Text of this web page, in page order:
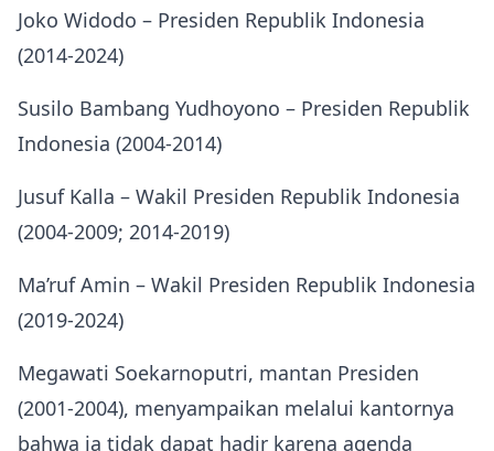
Joko Widodo – Presiden Republik Indonesia
(2014‑2024)
Susilo Bambang Yudhoyono – Presiden Republik
Indonesia (2004‑2014)
Jusuf Kalla – Wakil Presiden Republik Indonesia
(2004‑2009; 2014‑2019)
Ma’ruf Amin – Wakil Presiden Republik Indonesia
(2019‑2024)
Megawati Soekarnoputri, mantan Presiden
(2001‑2004), menyampaikan melalui kantornya
bahwa ia tidak dapat hadir karena agenda